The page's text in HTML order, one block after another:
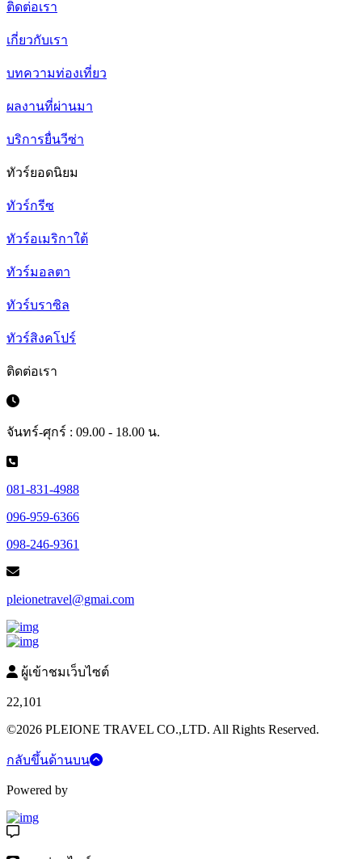
ติดต่อเรา
เกี่ยวกับเรา
บทความท่องเที่ยว
ผลงานที่ผ่านมา
บริการยื่นวีซ่า
ทัวร์ยอดนิยม
ทัวร์กรีซ
ทัวร์อเมริกาใต้
ทัวร์มอลตา
ทัวร์บราซิล
ทัวร์สิงคโปร์
ติดต่อเรา
จันทร์-ศุกร์ : 09.00 - 18.00 น.
081-831-4988
096-959-6366
098-246-9361
pleionetravel@gmai.com
ผู้เข้าชมเว็บไซต์
22,101
©2026 PLEIONE TRAVEL CO.,LTD. All Rights Reserved.
กลับขึ้นด้านบน
Powered by